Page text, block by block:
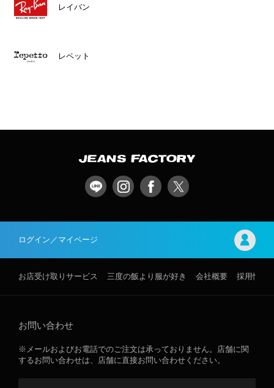
レイバン
レペット
ログイン／マイページ
お店受け取りサービス 三度の飯より服が好き 会社概要 採用情報
お問い合わせ
※メールおよびお電話でのご注文は承っておりません。店舗に関
するお問い合わせは、店舗に直接お問い合わせください。